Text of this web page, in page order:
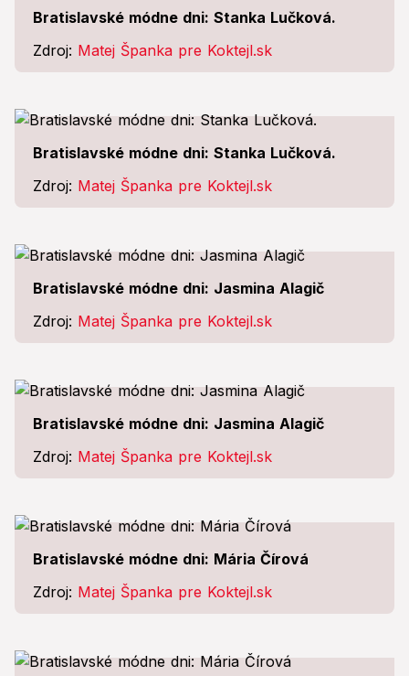
Bratislavské módne dni: Stanka Lučková.
Zdroj: Matej Španka pre Koktejl.sk
Bratislavské módne dni: Stanka Lučková.
Zdroj: Matej Španka pre Koktejl.sk
Bratislavské módne dni: Jasmina Alagič
Zdroj: Matej Španka pre Koktejl.sk
Bratislavské módne dni: Jasmina Alagič
Zdroj: Matej Španka pre Koktejl.sk
Bratislavské módne dni: Mária Čírová
Zdroj: Matej Španka pre Koktejl.sk